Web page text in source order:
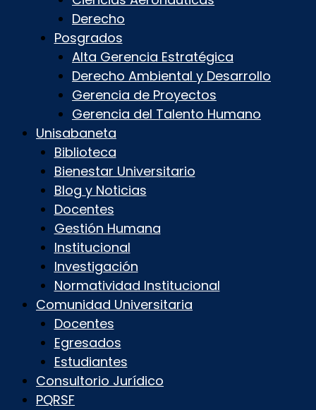
Derecho
Posgrados
Alta Gerencia Estratégica
Derecho Ambiental y Desarrollo
Gerencia de Proyectos
Gerencia del Talento Humano
Unisabaneta
Biblioteca
Bienestar Universitario
Blog y Noticias
Docentes
Gestión Humana
Institucional
Investigación
Normatividad Institucional
Comunidad Universitaria
Docentes
Egresados
Estudiantes
Consultorio Jurídico
PQRSF